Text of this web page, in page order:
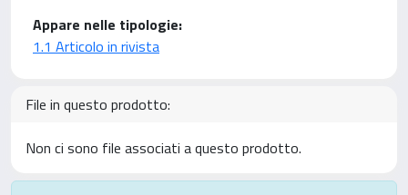
Appare nelle tipologie:
1.1 Articolo in rivista
File in questo prodotto:
Non ci sono file associati a questo prodotto.